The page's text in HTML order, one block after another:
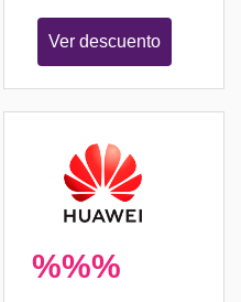
Ver descuento
%%%